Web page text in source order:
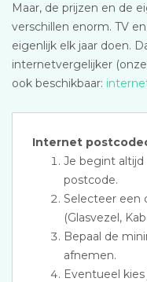
Maar, de prijzen en de
verschillen enorm. TV
eigenlijk elk jaar doen.
internetvergelijker
ook beschikbaar:
Internet
Je begint
postcode.
Selecteer een
(Glasvezel,
Bepaal de
afnemen.
Eventueel